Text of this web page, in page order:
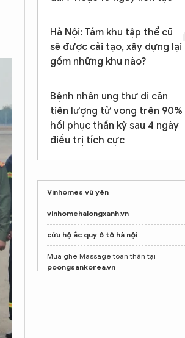
Hà Nội: Tám khu tập thể cũ
sẽ được cải tạo, xây dựng lại
gồm những khu nào?
Bệnh nhân ung thư di căn
tiên lượng tử vong trên 90%
hồi phục thần kỳ sau 4 ngày
điều trị tích cực
Vinhomes vũ yên
vinhomehalongxanh.vn
cứu hộ ắc quy ô tô hà nội
Mua ghế Massage toàn thân tại
poongsankorea.vn